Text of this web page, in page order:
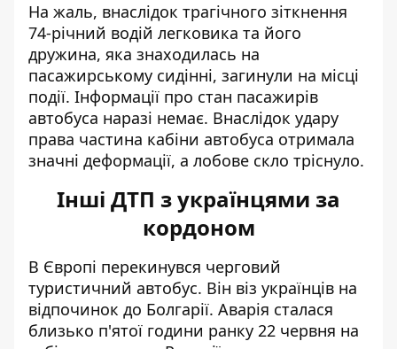
На жаль, внаслідок трагічного зіткнення
74-річний водій легковика та його
дружина, яка знаходилась на
пасажирському сидінні, загинули на місці
події. Інформації про стан пасажирів
автобуса наразі немає. Внаслідок удару
права частина кабіни автобуса отримала
значні деформації, а лобове скло тріснуло.
Інші ДТП з українцями за
кордоном
В Європі перекинувся черговий
туристичний автобус. Він віз українців на
відпочинок до Болгарії. Аварія сталася
близько п'ятої години ранку 22 червня на